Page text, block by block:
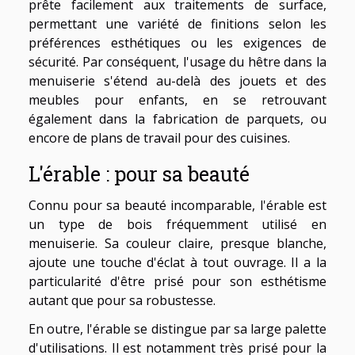
prête facilement aux traitements de surface,
permettant une variété de finitions selon les
préférences esthétiques ou les exigences de
sécurité. Par conséquent, l'usage du hêtre dans la
menuiserie s'étend au-delà des jouets et des
meubles pour enfants, en se retrouvant
également dans la fabrication de parquets, ou
encore de plans de travail pour des cuisines.
L'érable : pour sa beauté
Connu pour sa beauté incomparable, l'érable est
un type de bois fréquemment utilisé en
menuiserie. Sa couleur claire, presque blanche,
ajoute une touche d'éclat à tout ouvrage. Il a la
particularité d'être prisé pour son esthétisme
autant que pour sa robustesse.
En outre, l'érable se distingue par sa large palette
d'utilisations. Il est notamment très prisé pour la